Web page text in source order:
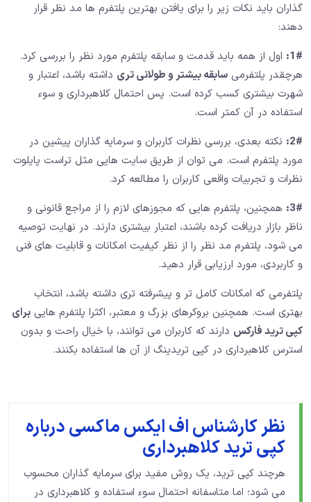
گذاران باید نکات زیر را برای یافتن بهترین پلتفرم ها مد نظر قرار
دهند:
1#: اول از همه باید قدمت و سابقه پلتفرم مورد نظر را بررسی کرد.
هرچقدر پلتفرمی سابقه بیشتر و طولانی تری داشته باشد، اعتبار و
شهرت بیشتری کسب کرده است. پس احتمال کلاهبرداری و سوء
استفاده در آن کمتر است.
2#: نکته بعدی، بررسی نظرات کاربران و سرمایه گذاران پیشین در
مورد پلتفرم است. می توان از طریق سایت هایی مثل تراست پایلوت
نظرات و تجربیات واقعی کاربران را مطالعه کرد.
3#: همچنین، پلتفرم هایی که مجوزهای لازم را از مراجع قانونی و
ناظر بازار دریافت کرده باشند، اعتبار بیشتری دارند. در نهایت توصیه
می شود، پلتفرم مد نظر را از نظر کیفیت امکانات و قابلیت های فنی
و کاربردی، مورد ارزیابی قرار دهید.
پلتفرمی که امکانات کامل تر و پیشرفته تری داشته باشد، انتخاب
بهتری است. همچنین بروکرهای بزرگ و معتبر، اکثرا پلتفرم هایی برای
کپی ترید فارکس دارند که کاربران می توانند، با خیال راحت و بدون
استرس کلاهبرداری در کپی تریدینگ از آن ها استفاده بکنند.
نظر کارشناس اف ایکس ماکسی درباره
کپی ترید کلاهبرداری
هرچند کپی ترید، یک روش مفید برای سرمایه گذاران محسوب
می شود؛ اما متاسفانه احتمال سوء استفاده و کلاهبرداری در